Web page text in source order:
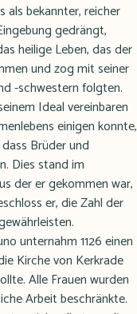
als bekannter, reicher
gedrängt,
heilige Leben, das der
und zog mit seiner
-schwestern folgten.
Ideal vereinbaren
einigen konnte,
Brüder und
Dies stand im
der er gekommen war,
er, die Zahl der
unternahm 1126 einen
Kirche von Kerkrade
Alle Frauen wurden
Arbeit beschränkte.